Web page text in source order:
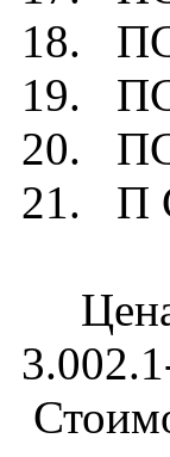
18.
19.
20.
21. П
Цена